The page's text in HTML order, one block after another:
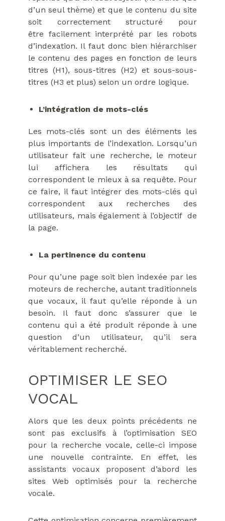
d’un seul thème) et que le contenu du site
soit correctement structuré pour
être facilement interprété par les robots
d’indexation. Il faut donc bien hiérarchiser
le contenu des pages en fonction de leurs
titres (H1), sous-titres (H2) et sous-sous-
titres (H3 et plus) selon un ordre logique.
L’intégration de mots-clés
Les mots-clés sont un des éléments les
plus importants de l’indexation. Lorsqu’un
utilisateur fait une recherche, le moteur
lui affichera les résultats qui
correspondent le mieux à sa requête. Pour
ce faire, il faut intégrer des mots-clés qui
correspondent aux recherches des
utilisateurs, mais également à l’objectif de
la page.
La pertinence du contenu
Pour qu’une page soit bien indexée par les
moteurs de recherche, autant traditionnels
que vocaux, il faut qu’elle réponde à un
besoin. Il faut donc s’assurer que le
contenu qui a été produit réponde à une
question d’un utilisateur, qu’il sera
véritablement recherché.
OPTIMISER LE SEO
VOCAL
Alors que les deux points précédents ne
sont pas exclusifs à l’optimisation SEO
pour la recherche vocale, celle-ci impose
une nouvelle contrainte. En effet, les
assistants vocaux proposent d’abord les
sites Web optimisés pour la recherche
vocale.